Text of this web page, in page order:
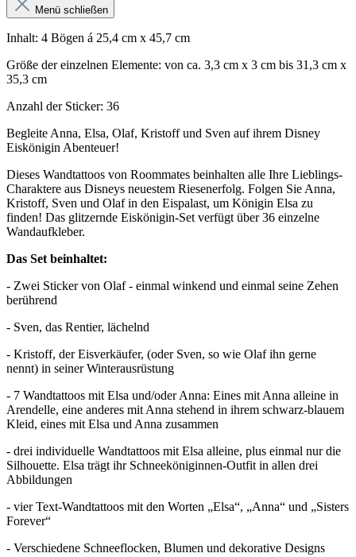
Menü schließen
Inhalt: 4 Bögen á 25,4 cm x 45,7 cm
Größe der einzelnen Elemente: von ca. 3,3 cm x 3 cm bis 31,3 cm x
35,3 cm
Anzahl der Sticker: 36
Begleite Anna, Elsa, Olaf, Kristoff und Sven auf ihrem Disney
Eiskönigin Abenteuer!
Dieses Wandtattoos von Roommates beinhalten alle Ihre Lieblings-
Charaktere aus Disneys neuestem Riesenerfolg. Folgen Sie Anna,
Kristoff, Sven und Olaf in den Eispalast, um Königin Elsa zu
finden! Das glitzernde Eiskönigin-Set verfügt über 36 einzelne
Wandaufkleber.
Das Set beinhaltet:
- Zwei Sticker von Olaf - einmal winkend und einmal seine Zehen
berührend
- Sven, das Rentier, lächelnd
- Kristoff, der Eisverkäufer, (oder Sven, so wie Olaf ihn gerne
nennt) in seiner Winterausrüstung
- 7 Wandtattoos mit Elsa und/oder Anna: Eines mit Anna alleine in
Arendelle, eine anderes mit Anna stehend in ihrem schwarz-blauem
Kleid, eines mit Elsa und Anna zusammen
- drei individuelle Wandtattoos mit Elsa alleine, plus einmal nur die
Silhouette. Elsa trägt ihr Schneeköniginnen-Outfit in allen drei
Abbildungen
- vier Text-Wandtattoos mit den Worten „Elsa“, „Anna“ und „Sisters
Forever“
- Verschiedene Schneeflocken, Blumen und dekorative Designs